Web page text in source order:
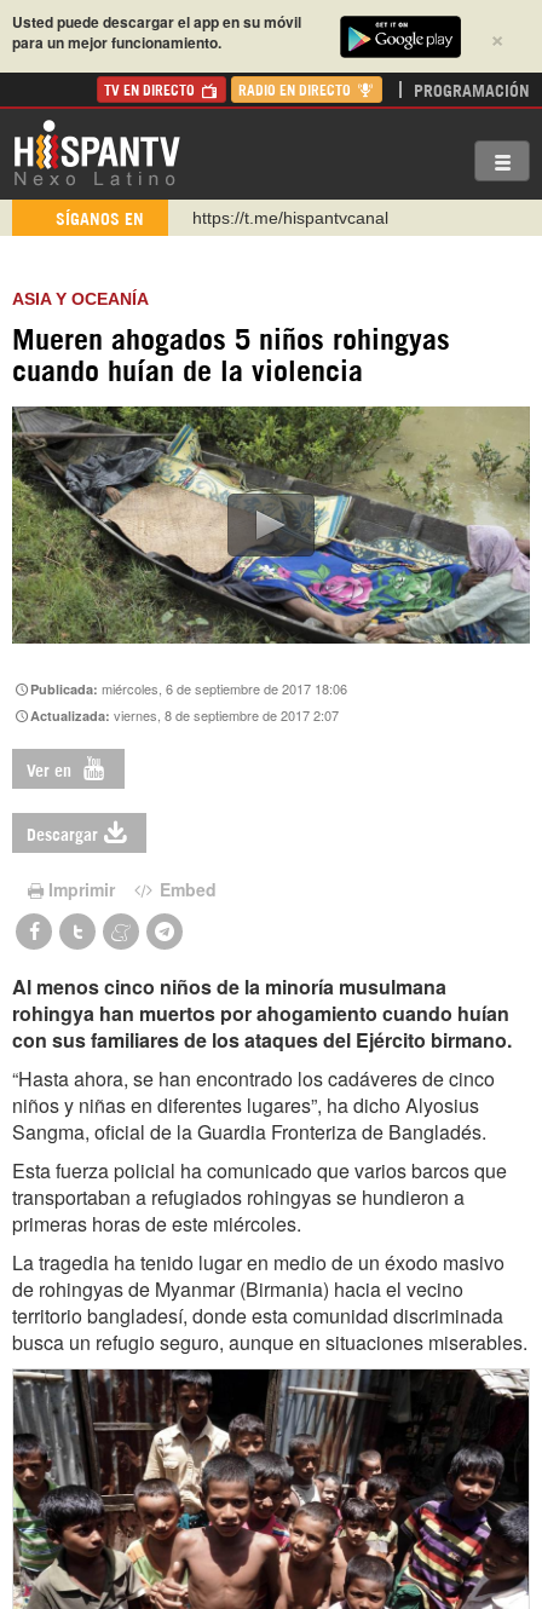
×
Usted puede descargar el app en su móvil
para un mejor funcionamiento.
TV EN DIRECTO RADIO EN DIRECTO PROGRAMACIÓN
SÍGANOS EN
https://t.me/hispantvcanal
Instagram como: hispan_tv
https://www.facebook.com/Nexolatino.Canal
http://twitter.com/nexo_latino
ASIA Y OCEANÍA
Mueren ahogados 5 niños rohingyas
cuando huían de la violencia
Publicada:miércoles, 6 de septiembre de 2017 18:06
Actualizada:viernes, 8 de septiembre de 2017 2:07
Ver en
Descargar
Imprimir Embed
Al menos cinco niños de la minoría musulmana
rohingya han muertos por ahogamiento cuando huían
con sus familiares de los ataques del Ejército birmano.
“Hasta ahora, se han encontrado los cadáveres de cinco
niños y niñas en diferentes lugares”, ha dicho Alyosius
Sangma, oficial de la Guardia Fronteriza de Bangladés.
Esta fuerza policial ha comunicado que varios barcos que
transportaban a refugiados rohingyas se hundieron a
primeras horas de este miércoles.
La tragedia ha tenido lugar en medio de un éxodo masivo
de rohingyas de Myanmar (Birmania) hacia el vecino
territorio bangladesí, donde esta comunidad discriminada
busca un refugio seguro, aunque en situaciones miserables.